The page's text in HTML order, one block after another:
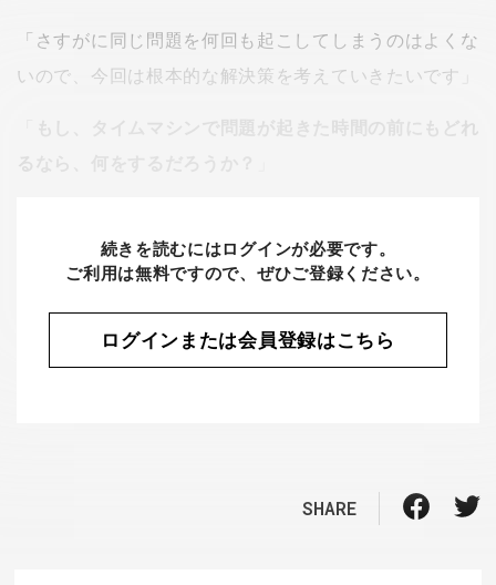
「さすがに同じ問題を何回も起こしてしまうのはよくな
いので、今回は根本的な解決策を考えていきたいです」
もし、タイムマシンで問題が起きた時間の前にもどれ
るなら、何をするだろうか？
続きを読むにはログインが必要です。
ご利用は無料ですので、ぜひご登録ください。
ログインまたは会員登録はこちら
SHARE